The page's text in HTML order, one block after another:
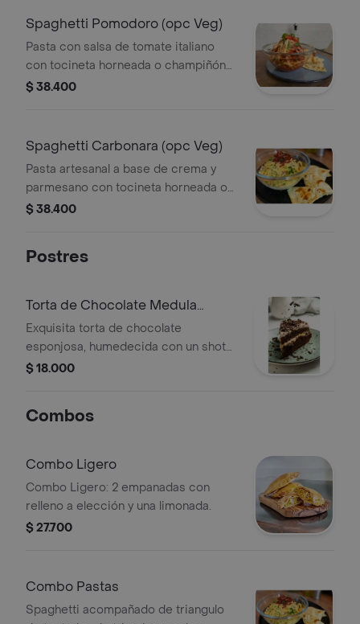
extras.
Spaghetti Pomodoro (opc Veg)
Pasta con salsa de tomate italiano
con tocineta horneada o champiñón
salteado.
$ 38.400
Spaghetti Carbonara (opc Veg)
Pasta artesanal a base de crema y
parmesano con tocineta horneada o
champiñón.
$ 38.400
Postres
Torta de Chocolate Medula
(porción)
Exquisita torta de chocolate
esponjosa, humedecida con un shot
de espresso, rellena con un suave
cacao, decorada con trozos de
amantes del café y el chocolate!
$ 18.000
Combos
Combo Ligero
Combo Ligero: 2 empanadas con
relleno a elección y una limonada.
$ 27.700
Combo Pastas
Spaghetti acompañado de triangulo